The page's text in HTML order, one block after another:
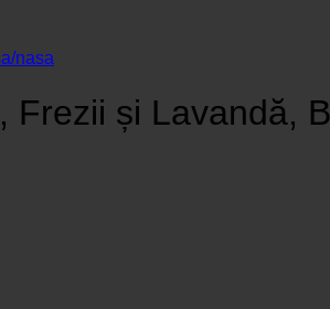
nasa
Frezii și Lavandă,